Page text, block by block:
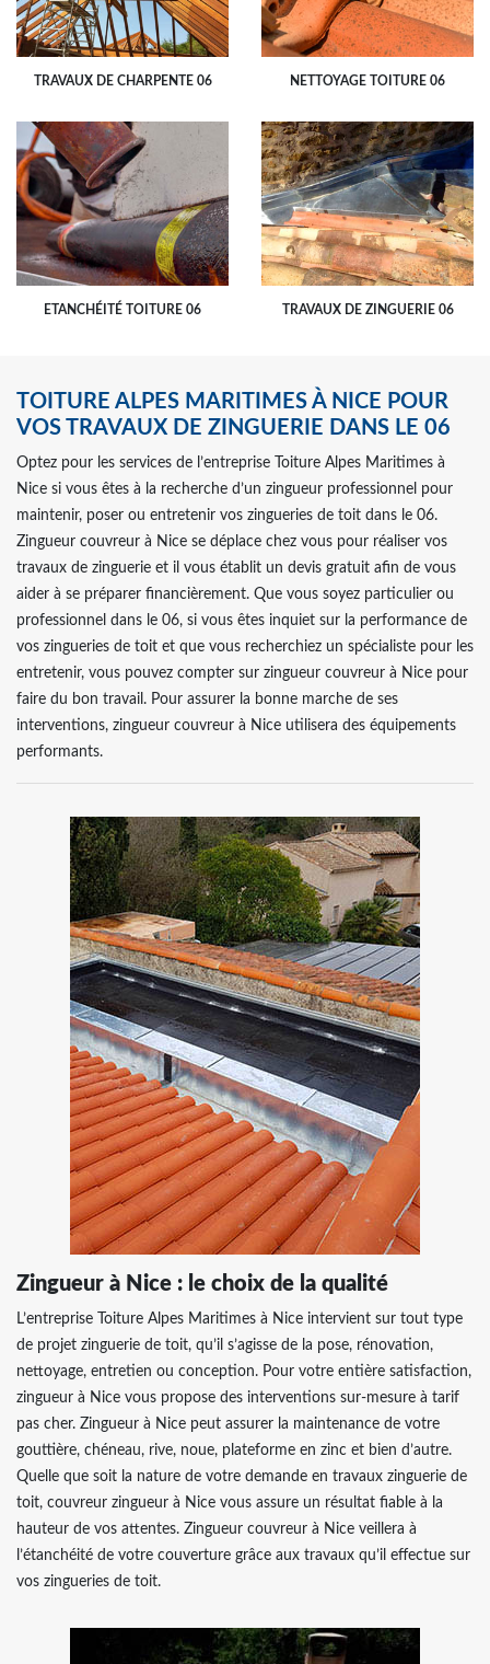
TRAVAUX DE CHARPENTE 06 NETTOYAGE TOITURE 06
ETANCHÉITÉ TOITURE 06 TRAVAUX DE ZINGUERIE 06
TOITURE ALPES MARITIMES À NICE POUR
VOS TRAVAUX DE ZINGUERIE DANS LE 06
Optez pour les services de l’entreprise Toiture Alpes Maritimes à
Nice si vous êtes à la recherche d’un zingueur professionnel pour
maintenir, poser ou entretenir vos zingueries de toit dans le 06.
Zingueur couvreur à Nice se déplace chez vous pour réaliser vos
travaux de zinguerie et il vous établit un devis gratuit afin de vous
aider à se préparer financièrement. Que vous soyez particulier ou
professionnel dans le 06, si vous êtes inquiet sur la performance de
vos zingueries de toit et que vous recherchiez un spécialiste pour les
entretenir, vous pouvez compter sur zingueur couvreur à Nice pour
faire du bon travail. Pour assurer la bonne marche de ses
interventions, zingueur couvreur à Nice utilisera des équipements
performants.
Zingueur à Nice : le choix de la qualité
​​​​​​​L’entreprise Toiture Alpes Maritimes à Nice intervient sur tout type
de projet zinguerie de toit, qu’il s’agisse de la pose, rénovation,
nettoyage, entretien ou conception. Pour votre entière satisfaction,
zingueur à Nice vous propose des interventions sur-mesure à tarif
pas cher. Zingueur à Nice peut assurer la maintenance de votre
gouttière, chéneau, rive, noue, plateforme en zinc et bien d’autre.
Quelle que soit la nature de votre demande en travaux zinguerie de
toit, couvreur zingueur à Nice vous assure un résultat fiable à la
hauteur de vos attentes. Zingueur couvreur à Nice veillera à
l’étanchéité de votre couverture grâce aux travaux qu’il effectue sur
vos zingueries de toit.